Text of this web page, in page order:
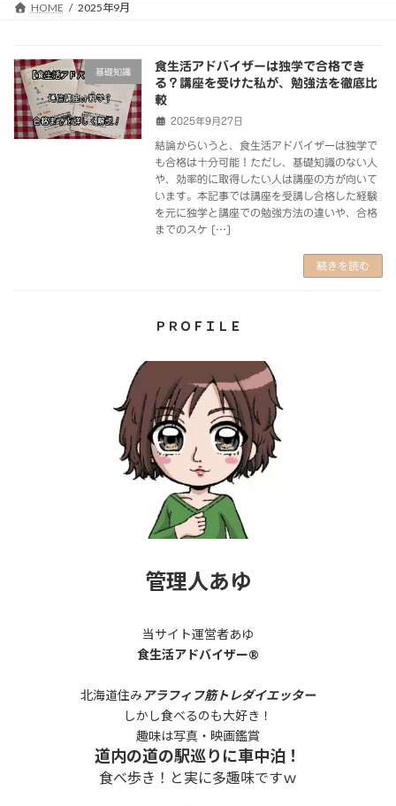
HOME 2025年9月
基礎知識
食生活アドバイザーは独学で合格でき
る？講座を受けた私が、勉強法を徹底比
較
2025年9月27日
結論からいうと、食生活アドバイザーは独学で
も合格は十分可能！ただし、基礎知識のない人
や、効率的に取得したい人は講座の方が向いて
います。本記事では講座を受講し合格した経験
を元に独学と講座での勉強方法の違いや、合格
までのスケ […]
続きを読む
ＰＲＯＦＩＬＥ
管理人あゆ
当サイト運営者あゆ
食生活アドバイザー®
北海道住み アラフィフ筋トレダイエッター
しかし食べるのも大好き！
趣味は写真・映画鑑賞
道内の道の駅巡りに車中泊！
食べ歩き！と実に多趣味ですｗ